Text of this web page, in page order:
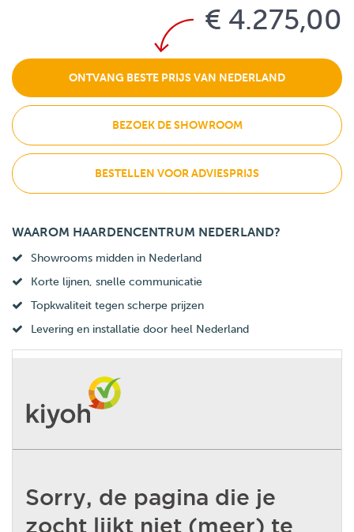
€ 4.275,00
ONTVANG BESTE PRIJS VAN NEDERLAND
BEZOEK DE SHOWROOM
BESTELLEN VOOR ADVIESPRIJS
WAAROM HAARDENCENTRUM NEDERLAND?
Showrooms midden in Nederland
Korte lijnen, snelle communicatie
Topkwaliteit tegen scherpe prijzen
Levering en installatie door heel Nederland